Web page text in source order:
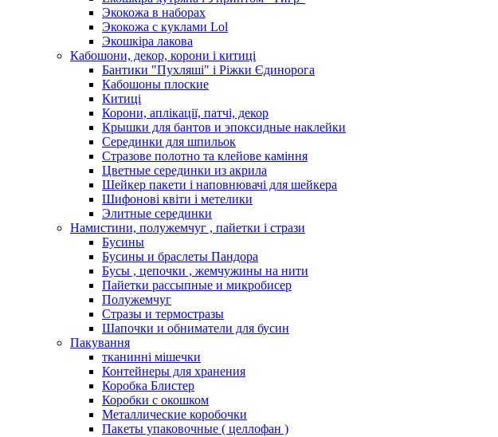
Экокожа в наборах
Экокожа с куклами Lol
Экошкiра лакова
Кабошони, декор, корони і китиці
Бантики "Пухляші" і Ріжки Єдинорога
Кабошоны плоские
Китиці
Корони, аплікації, патчі, декор
Крышки для бантов и эпоксидные наклейки
Серединки для шпильок
Стразове полотно та клейове каміння
Цветные серединки из акрила
Шейкер пакети і наповнювачі для шейкера
Шифонові квіти і метелики
Элитные серединки
Намистини, полужемчуг , пайетки і стрази
Бусины
Бусины и браслеты Пандора
Бусы , цепочки , жемчужины на нити
Пайетки рассыпные и микробисер
Полужемчуг
Стразы и термостразы
Шапочки и обниматели для бусин
Пакування
тканинні мішечки
Контейнеры для хранения
Коробка Блистер
Коробки с окошком
Металлические коробочки
Пакеты упаковочные ( целлофан )